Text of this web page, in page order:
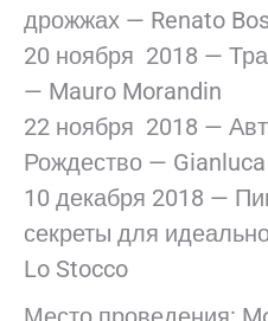
дрожжах — Renato
20 ноября 2018 —
— Mauro Morandin
22 ноября 2018 —
Рождество —
10 декабря 2018 —
секреты для
Lo Stocco